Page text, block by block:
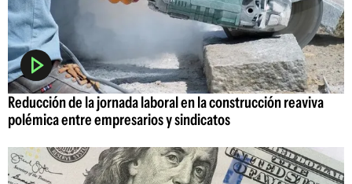
Reducción de la jornada laboral en la construcción reaviva
polémica entre empresarios y sindicatos